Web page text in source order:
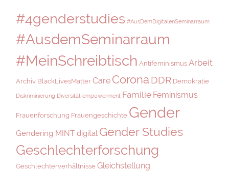
#4genderstudies #AusDemDigitalenSeminarraum
#AusdemSeminarraum
#MeinSchreibtisch Antifeminismus Arbeit
Archiv BlackLivesMatter Care Corona DDR Demokratie
Diskriminierung Diversität empowerment Familie Feminismus
Frauenforschung Frauengeschichte Gender
Gendering MINT digital Gender Studies
Geschlechterforschung
Geschlechterverhältnisse Gleichstellung